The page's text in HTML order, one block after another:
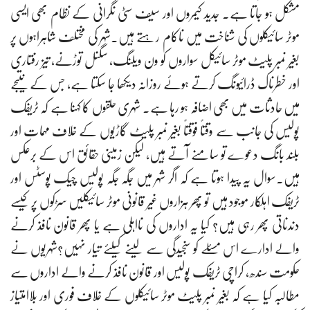
مشکل ہو جاتا ہے۔ جدید کیمروں اور سیف سٹی نگرانی کے نظام بھی ایسی
موٹر سائیکلوں کی شناخت میں ناکام رہتے ہیں۔شہر کی مختلف شاہراہوں پر
بغیر نمبر پلیٹ موٹر سائیکل سواروں کو ون ویلنگ، سگنل توڑنے، تیز رفتاری
اور خطرناک ڈرائیونگ کرتے ہوئے روزانہ دیکھا جا سکتا ہے، جس کے نتیجے
میں حادثات میں بھی اضافہ ہو رہا ہے۔ شہری حلقوں کا کہنا ہے کہ ٹریفک
پولیس کی جانب سے وقتاً فوقتاً بغیر نمبر پلیٹ گاڑیوں کے خلاف مہمات اور
بلند بانگ دعوے تو سامنے آتے ہیں، لیکن زمینی حقائق اس کے برعکس
ہیں۔سوال یہ پیدا ہوتا ہے کہ اگر شہر میں جگہ جگہ پولیس چیک پوسٹس اور
ٹریفک اہلکار موجود ہیں تو پھر ہزاروں غیر قانونی موٹر سائیکلیں سڑکوں پر کیسے
دندناتی پھر رہی ہیں؟ کیا یہ اداروں کی نااہلی ہے یا پھر قانون نافذ کرنے
والے ادارے اس مسئلے کو سنجیدگی سے لینے کیلئے تیار نہیں؟شہریوں نے
حکومت سندھ، کراچی ٹریفک پولیس اور قانون نافذ کرنے والے اداروں سے
مطالبہ کیا ہے کہ بغیر نمبر پلیٹ موٹر سائیکلوں کے خلاف فوری اور بلاامتیاز